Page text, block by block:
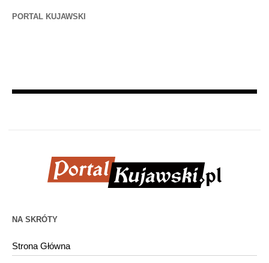
PORTAL KUJAWSKI
NA SKRÓTY
Strona Główna